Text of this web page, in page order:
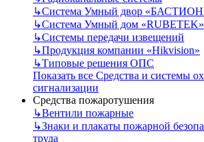
↳Система Умный двор «БАСТИОН
↳Система Умный дом «RUBETEK»
↳Системы передачи извещений
↳Продукция компании «Hikvision»
↳Типовые решения ОПС
Показать все Средства и системы
сигнализации
Средства пожаротушения
↳Вентили пожарные
↳Знаки и плакаты пожарной
труда